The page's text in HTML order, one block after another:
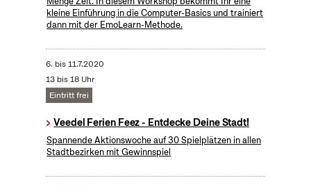
kleine Einführung in die Computer-Basics und trainiert
dann mit der EmoLearn-Methode.
6. bis11.7.2020
13 bis 18 Uhr
Eintritt frei
Veedel Ferien Feez - Entdecke Deine Stadt!
Spannende Aktionswoche auf 30 Spielplätzen in allen
Stadtbezirken mit Gewinnspiel